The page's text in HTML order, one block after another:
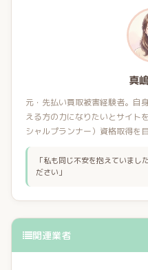
真
元・先払い買取被害経験者。自
える方の力になりたいとサイト
シャルプランナー）資格取得を
「私も同じ不安を抱えていまし
ださい」
関連業者